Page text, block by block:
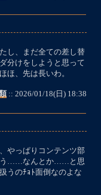
し、まだ全ての差し替
分けをしようと思って
、先は長いわ。
:: 2026/01/18(日) 18:38
やっぱりコンテンツ部
う……なんとか……と思
うのﾁｮﾄ面倒なのよな